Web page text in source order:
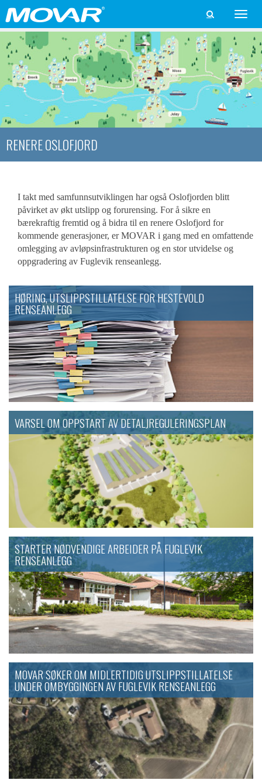
Toggle

RENERE OSLOFJORD
I takt med samfunnsutviklingen har også Oslofjorden blitt
påvirket av økt utslipp og forurensing. For å sikre en
bærekraftig fremtid og å bidra til en renere Oslofjord for
kommende generasjoner, er MOVAR i gang med en omfattende
omlegging av avløpsinfrastrukturen og en stor utvidelse og
oppgradering av Fuglevik renseanlegg.
HØRING, UTSLIPPSTILLATELSE FOR HESTEVOLD
RENSEANLEGG
VARSEL OM OPPSTART AV DETALJREGULERINGSPLAN
STARTER NØDVENDIGE ARBEIDER PÅ FUGLEVIK
RENSEANLEGG
MOVAR SØKER OM MIDLERTIDIG UTSLIPPSTILLATELSE
UNDER OMBYGGINGEN AV FUGLEVIK RENSEANLEGG